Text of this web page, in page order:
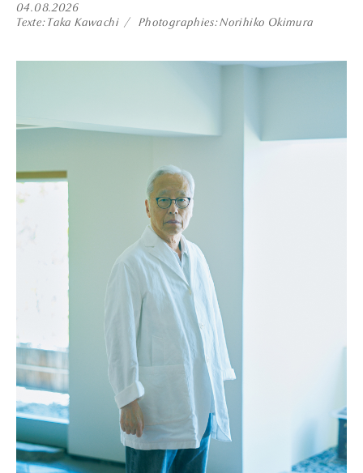
04.08.2026
Texte Taka Kawachi Photographies Norihiko Okimura